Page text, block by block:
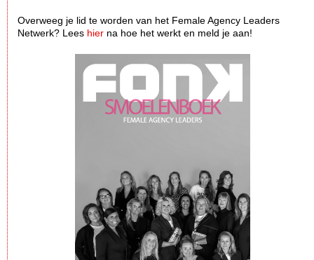
Overweeg je lid te worden van het Female Agency Leaders
Netwerk? Lees hier na hoe het werkt en meld je aan!